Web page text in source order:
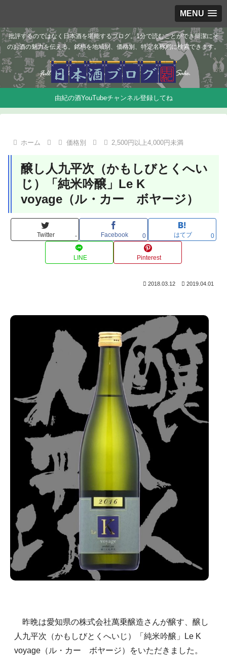
MENU
批評するのではなく日本酒を堪能するブログ。1分で読むことができ簡潔にそ
のお酒の魅力を伝える。銘柄を地域別、価格別、特定名称別に検索できます。
由紀の酒YouTubeチャンネル登録してね
ホーム 価格別 2,500円以上4,000円未満
醸し人九平次（かもしびとくへい
じ）「純米吟醸」Le K
voyage（ル・カー ボヤージ）
Twitter - Facebook 0 はてブ 0
LINE Pinterest
2018.03.12 2019.04.01
昨晩は愛知県の株式会社萬乗醸造さんが醸す、醸し
人九平次（かもしびとくへいじ）「純米吟醸」Le K
voyage（ル・カー ボヤージ）をいただきました。